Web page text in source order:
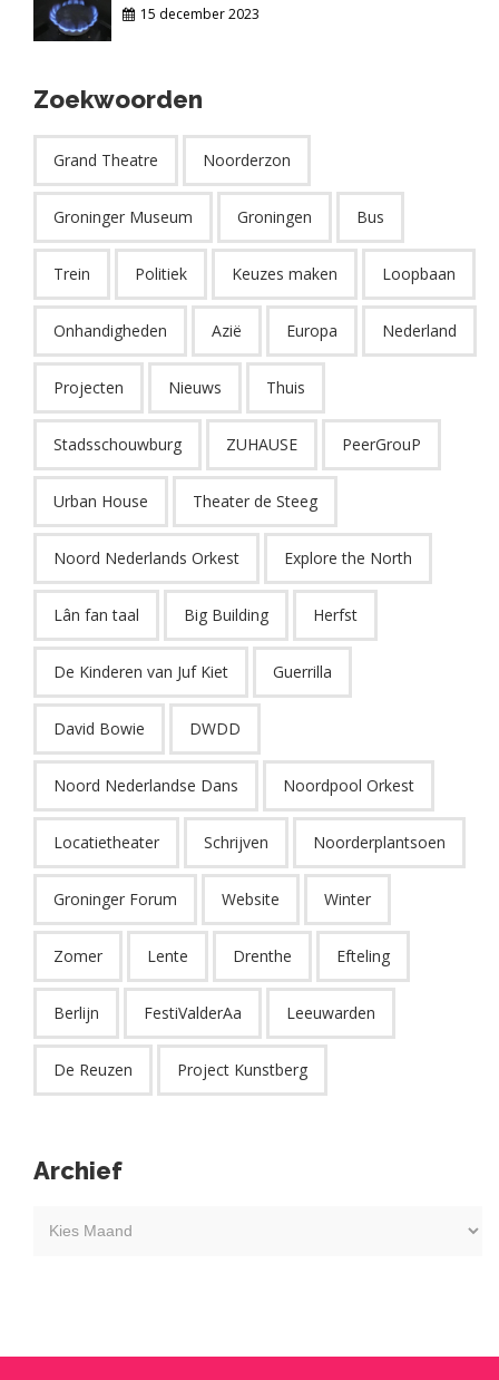
15 december 2023
Zoekwoorden
Grand Theatre Noorderzon
Groninger Museum Groningen Bus
Trein Politiek Keuzes maken Loopbaan
Onhandigheden Azië Europa Nederland
Projecten Nieuws Thuis
Stadsschouwburg ZUHAUSE PeerGrouP
Urban House Theater de Steeg
Noord Nederlands Orkest Explore the North
Lân fan taal Big Building Herfst
De Kinderen van Juf Kiet Guerrilla
David Bowie DWDD
Noord Nederlandse Dans Noordpool Orkest
Locatietheater Schrijven Noorderplantsoen
Groninger Forum Website Winter
Zomer Lente Drenthe Efteling
Berlijn FestiValderAa Leeuwarden
De Reuzen Project Kunstberg
Archief
maand